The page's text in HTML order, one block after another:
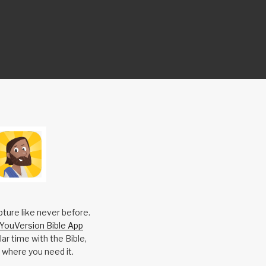
like never before.
Bible App
time with the Bible,
you need it.